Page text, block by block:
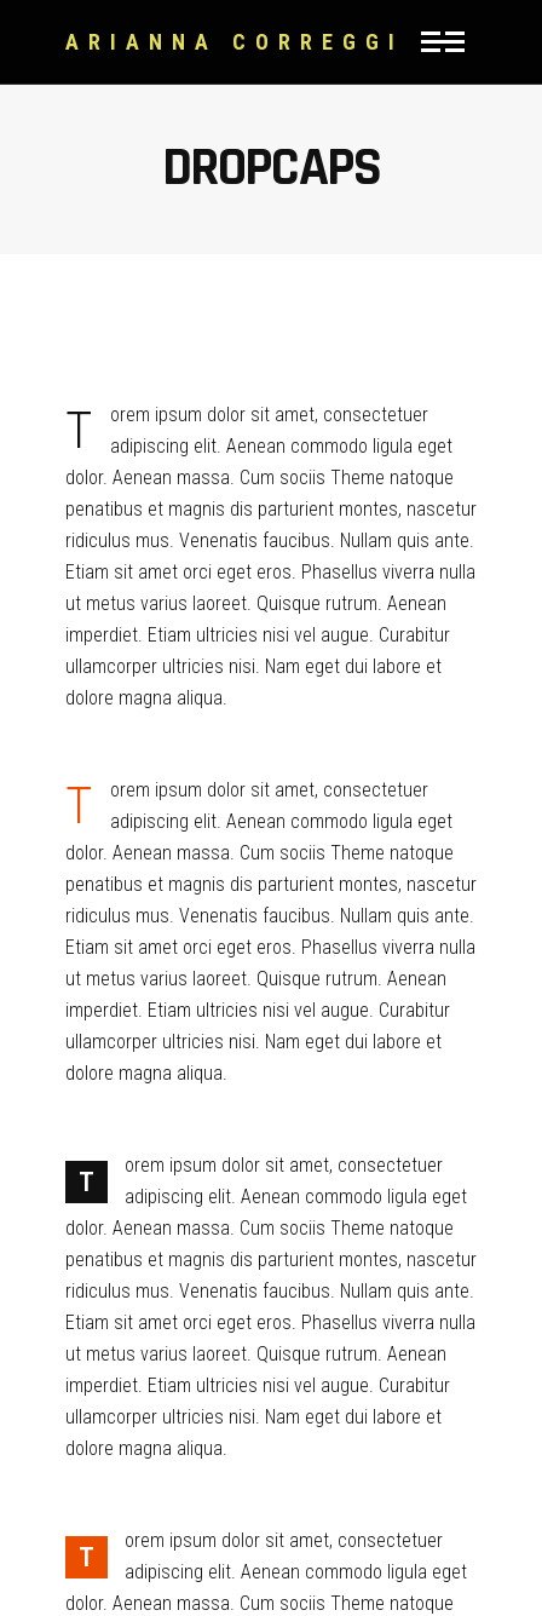
ARIANNA CORREGGI
DROPCAPS
T
orem ipsum dolor sit amet, consectetuer
adipiscing elit. Aenean commodo ligula eget
dolor. Aenean massa. Cum sociis Theme natoque
penatibus et magnis dis parturient montes, nascetur
ridiculus mus. Venenatis faucibus. Nullam quis ante.
Etiam sit amet orci eget eros. Phasellus viverra nulla
ut metus varius laoreet. Quisque rutrum. Aenean
imperdiet. Etiam ultricies nisi vel augue. Curabitur
ullamcorper ultricies nisi. Nam eget dui labore et
dolore magna aliqua.
T
orem ipsum dolor sit amet, consectetuer
adipiscing elit. Aenean commodo ligula eget
dolor. Aenean massa. Cum sociis Theme natoque
penatibus et magnis dis parturient montes, nascetur
ridiculus mus. Venenatis faucibus. Nullam quis ante.
Etiam sit amet orci eget eros. Phasellus viverra nulla
ut metus varius laoreet. Quisque rutrum. Aenean
imperdiet. Etiam ultricies nisi vel augue. Curabitur
ullamcorper ultricies nisi. Nam eget dui labore et
dolore magna aliqua.
T
orem ipsum dolor sit amet, consectetuer
adipiscing elit. Aenean commodo ligula eget
dolor. Aenean massa. Cum sociis Theme natoque
penatibus et magnis dis parturient montes, nascetur
ridiculus mus. Venenatis faucibus. Nullam quis ante.
Etiam sit amet orci eget eros. Phasellus viverra nulla
ut metus varius laoreet. Quisque rutrum. Aenean
imperdiet. Etiam ultricies nisi vel augue. Curabitur
ullamcorper ultricies nisi. Nam eget dui labore et
dolore magna aliqua.
T
orem ipsum dolor sit amet, consectetuer
adipiscing elit. Aenean commodo ligula eget
dolor. Aenean massa. Cum sociis Theme natoque